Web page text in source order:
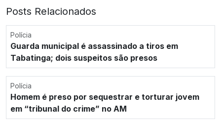
Posts Relacionados
Polícia
Guarda municipal é assassinado a tiros em
Tabatinga; dois suspeitos são presos
Polícia
Homem é preso por sequestrar e torturar jovem
em “tribunal do crime” no AM